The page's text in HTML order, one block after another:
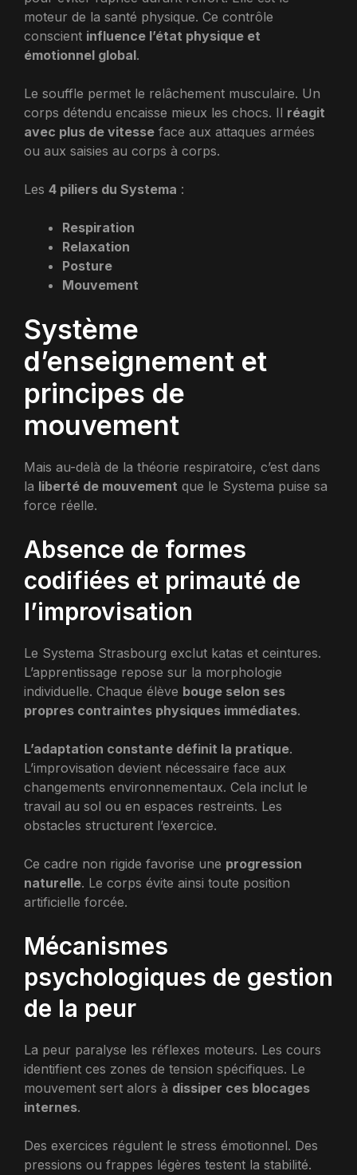
moteur de la santé physique. Ce contrôle
conscient influence l’état physique et
émotionnel global.
Le souffle permet le relâchement musculaire. Un
corps détendu encaisse mieux les chocs. Il réagit
avec plus de vitesse face aux attaques armées
ou aux saisies au corps à corps.
Les 4 piliers du Systema :
Respiration
Relaxation
Posture
Mouvement
Système
d’enseignement et
principes de
mouvement
Mais au-delà de la théorie respiratoire, c’est dans
la liberté de mouvement que le Systema puise sa
force réelle.
Absence de formes
codifiées et primauté de
l’improvisation
Le Systema Strasbourg exclut katas et ceintures.
L’apprentissage repose sur la morphologie
individuelle. Chaque élève bouge selon ses
propres contraintes physiques immédiates.
L’adaptation constante définit la pratique.
L’improvisation devient nécessaire face aux
changements environnementaux. Cela inclut le
travail au sol ou en espaces restreints. Les
obstacles structurent l’exercice.
Ce cadre non rigide favorise une progression
naturelle. Le corps évite ainsi toute position
artificielle forcée.
Mécanismes
psychologiques de gestion
de la peur
La peur paralyse les réflexes moteurs. Les cours
identifient ces zones de tension spécifiques. Le
mouvement sert alors à dissiper ces blocages
internes.
Des exercices régulent le stress émotionnel. Des
pressions ou frappes légères testent la stabilité.